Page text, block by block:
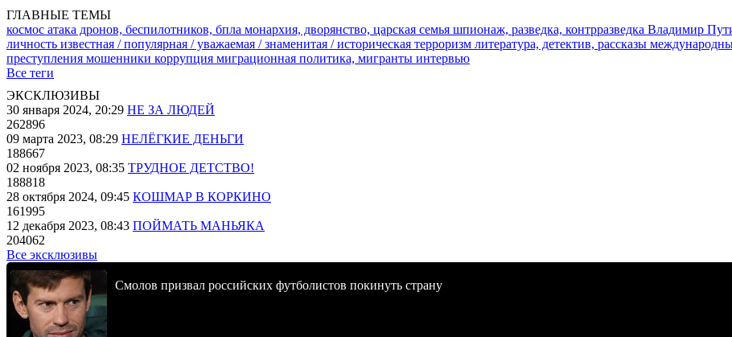
ГЛАВНЫЕ ТЕМЫ
космос атака дронов, беспилотников, бпла монархия, дворянство, царская семья шпионаж, разведка, контрразведка Владимир
личность известная / популярная / уважаемая / знаменитая / историческая терроризм литература, детектив, рассказы
преступления мошенники коррупция миграционная политика, мигранты интервью
Все теги
ЭКСКЛЮЗИВЫ
30 января 2024, 20:29 НЕ ЗА ЛЮДЕЙ
262896
09 марта 2023, 08:29 НЕЛЁГКИЕ ДЕНЬГИ
188667
02 ноября 2023, 08:35 ТРУДНОЕ ДЕТСТВО!
188818
28 октября 2024, 09:45 КОШМАР В КОРКИНО
161995
12 декабря 2023, 08:43 ПОЙМАТЬ МАНЬЯКА
204062
Все эксклюзивы
Смолов призвал российских футболистов покинуть страну